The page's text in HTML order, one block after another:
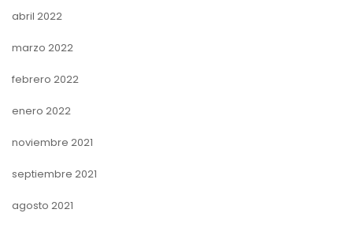
abril 2022
marzo 2022
febrero 2022
enero 2022
noviembre 2021
septiembre 2021
agosto 2021